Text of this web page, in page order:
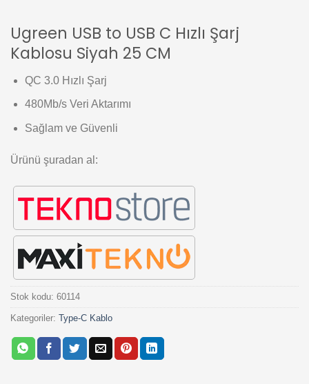
Ugreen USB to USB C Hızlı Şarj
Kablosu Siyah 25 CM
QC 3.0 Hızlı Şarj
480Mb/s Veri Aktarımı
Sağlam ve Güvenli
Ürünü şuradan al:
Stok kodu: 60114
Kategoriler: Type-C Kablo